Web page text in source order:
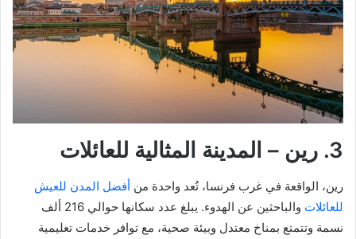
3. رين – المدينة المثالية للعائلات
رين، الواقعة في غرب فرنسا، تُعد واحدة من أفضل المدن للعيش
للعائلات
والباحثين عن الهدوء. يبلغ عدد سكانها حوالي 216 ألف
نسمة وتتمتع بمناخ معتدل وبيئة صحية، مع توافر خدمات تعليمية